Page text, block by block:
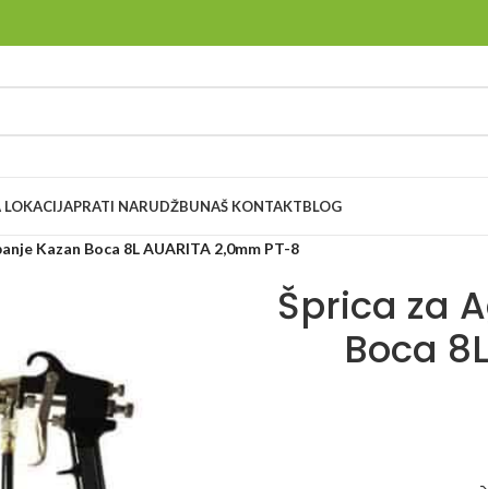
LOKACIJAPRATI NARUDŽBUNAŠ KONTAKTBLOG
Kazan Boca 8L AUARITA 2,0mm PT-8
Šprica za
Boca